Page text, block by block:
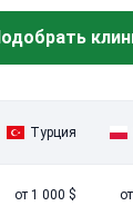
Турция
от 1 000 $